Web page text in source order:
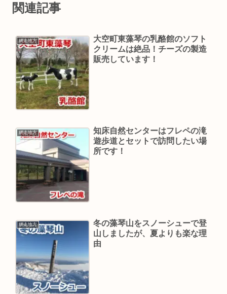
関連記事
網走地方
大空町東藻琴の乳酪館のソフト
クリームは絶品！チーズの製造
販売しています！
網走地方
知床自然センターはフレペの滝
遊歩道とセットで訪問したい場
所です！
網走地方
冬の藻琴山をスノーシューで登
山しましたが、夏よりも楽な理
由